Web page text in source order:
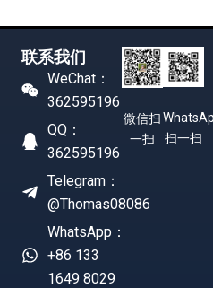
联系我们
WeChat：
362595196
QQ：
362595196
Telegram：
@Thomas08086
WhatsApp：
+86 133
1649 8029
微信扫
一扫
扫一扫